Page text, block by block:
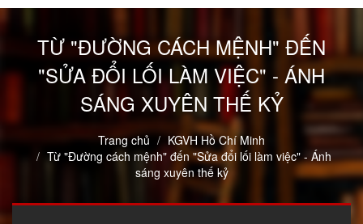
TỪ "ĐƯỜNG CÁCH MỆNH" ĐẾN
"SỬA ĐỔI LỐI LÀM VIỆC" - ÁNH
SÁNG XUYÊN THẾ KỶ
Trang chủ
KGVH Hồ Chí Minh
Từ "Đường cách mệnh" đến "Sửa đổi lối làm việc" - Ánh
sáng xuyên thế kỷ